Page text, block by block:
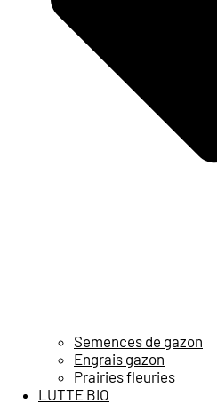
Semences de gazon
Engrais gazon
Prairies fleuries
LUTTE BIO